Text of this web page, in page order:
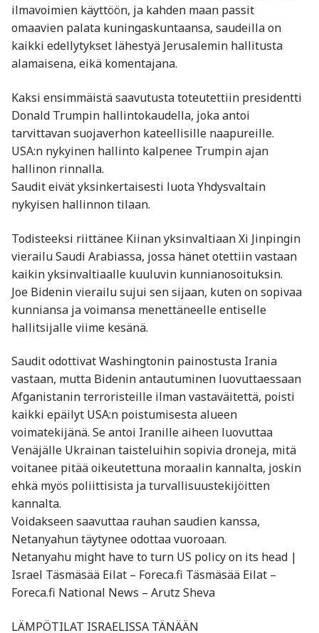
ilmavoimien käyttöön, ja kahden maan passit
omaavien palata kuningaskuntaansa, saudeilla on
kaikki edellytykset lähestyä Jerusalemin hallitusta
alamaisena, eikä komentajana.
Kaksi ensimmäistä saavutusta toteutettiin presidentti
Donald Trumpin hallintokaudella, joka antoi
tarvittavan suojaverhon kateellisille naapureille.
USA:n nykyinen hallinto kalpenee Trumpin ajan
hallinon rinnalla.
Saudit eivät yksinkertaisesti luota Yhdysvaltain
nykyisen hallinnon tilaan.
Todisteeksi riittänee Kiinan yksinvaltiaan Xi Jinpingin
vierailu Saudi Arabiassa, jossa hänet otettiin vastaan
kaikin yksinvaltiaalle kuuluvin kunnianosoituksin.
Joe Bidenin vierailu sujui sen sijaan, kuten on sopivaa
kunniansa ja voimansa menettäneelle entiselle
hallitsijalle viime kesänä.
Saudit odottivat Washingtonin painostusta Irania
vastaan, mutta Bidenin antautuminen luovuttaessaan
Afganistanin terroristeille ilman vastaväitettä, poisti
kaikki epäilyt USA:n poistumisesta alueen
voimatekijänä. Se antoi Iranille aiheen luovuttaa
Venäjälle Ukrainan taisteluihin sopivia droneja, mitä
voitanee pitää oikeutettuna moraalin kannalta, joskin
ehkä myös poliittisista ja turvallisuustekijöitten
kannalta.
Voidakseen saavuttaa rauhan saudien kanssa,
Netanyahun täytynee odottaa vuoroaan.
Netanyahu might have to turn US policy on its head |
Israel Täsmäsää Eilat – Foreca.fi Täsmäsää Eilat –
Foreca.fi National News – Arutz Sheva
LÄMPÖTILAT ISRAELISSA TÄNÄÄN